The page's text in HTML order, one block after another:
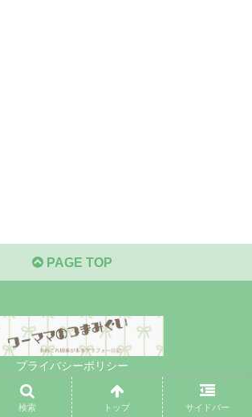
PAGE TOP
プライバシーポリシー
© 2019 ワーママのつまみぐい.
検索 トップ サイドバー